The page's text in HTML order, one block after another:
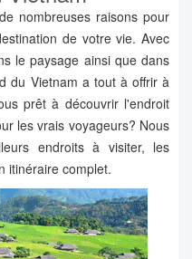
nombreuses raisons pour
de votre vie. Avec
le paysage ainsi que dans
du Vietnam a tout à offrir à
prêt à découvrir l'endroit
les vrais voyageurs? Nous
endroits à visiter, les
itinéraire complet.